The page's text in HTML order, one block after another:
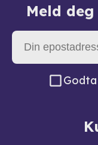
Meld
Godta